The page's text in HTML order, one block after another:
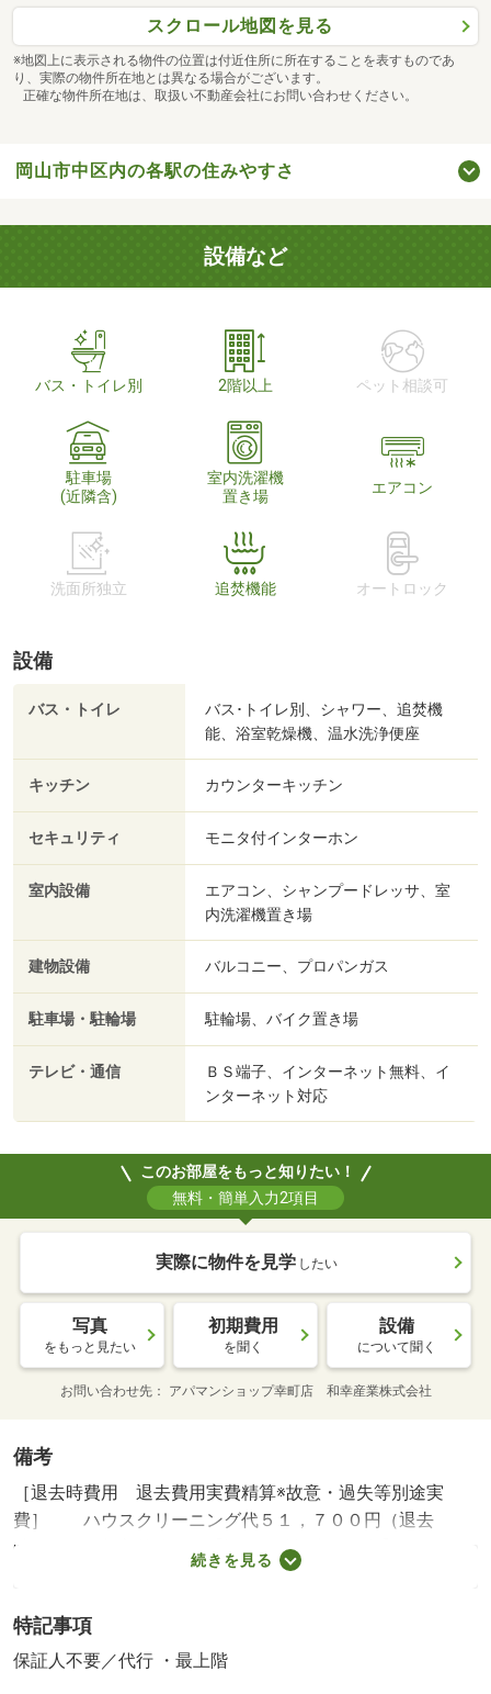
スクロール地図を見る
※地図上に表示される物件の位置は付近住所に所在することを表すものであ
り、実際の物件所在地とは異なる場合がございます。
正確な物件所在地は、取扱い不動産会社にお問い合わせください。
岡山市中区内の各駅の住みやすさ
設備など
バス・トイレ別 2階以上 ペット相談可
駐車場
(近隣含)
室内洗濯機
置き場
エアコン
洗面所独立 追焚機能 オートロック
設備
バス・トイレ
バス･トイレ別、シャワー、追焚機
能、浴室乾燥機、温水洗浄便座
キッチン カウンターキッチン
セキュリティ モニタ付インターホン
室内設備
エアコン、シャンプードレッサ、室
内洗濯機置き場
建物設備 バルコニー、プロパンガス
駐車場・駐輪場 駐輪場、バイク置き場
テレビ・通信
ＢＳ端子、インターネット無料、イ
ンターネット対応
このお部屋をもっと知りたい！
無料・簡単入力2項目
実際に物件を見学 したい
写真
をもっと見たい
初期費用
を聞く
設備
について聞く
お問い合わせ先 アパマンショップ幸町店 和幸産業株式会社
備考
［退去時費用 退去費用実費精算※故意・過失等別途実
費］ ハウスクリーニング代５１，７００円（退去
時） 保険加入義務有 【設備・特記事項備考】ペット不
可・専用トイレ・耐震構造・ルームシェア不可/消毒施工料
月） 3300円/賃貸戸数:10戸
続きを見る
特記事項
保証人不要／代行 ・最上階